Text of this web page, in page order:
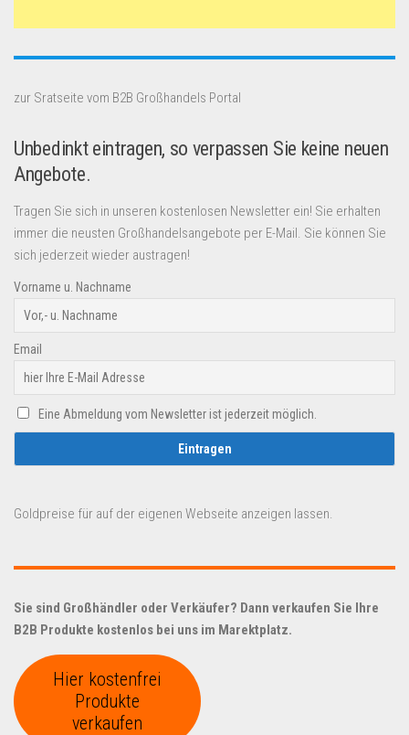
zur Sratseite vom B2B Großhandels Portal
Unbedinkt eintragen, so verpassen Sie keine neuen
Angebote.
Tragen Sie sich in unseren kostenlosen Newsletter ein! Sie erhalten
immer die neusten Großhandelsangebote per E-Mail. Sie können Sie
sich jederzeit wieder austragen!
Vorname u. Nachname
Email
Eine Abmeldung vom Newsletter ist jederzeit möglich.
Goldpreise für auf der eigenen Webseite anzeigen lassen.
Sie sind Großhändler oder Verkäufer? Dann verkaufen Sie Ihre
B2B Produkte kostenlos bei uns im Marektplatz.
Hier kostenfrei
Produkte
verkaufen